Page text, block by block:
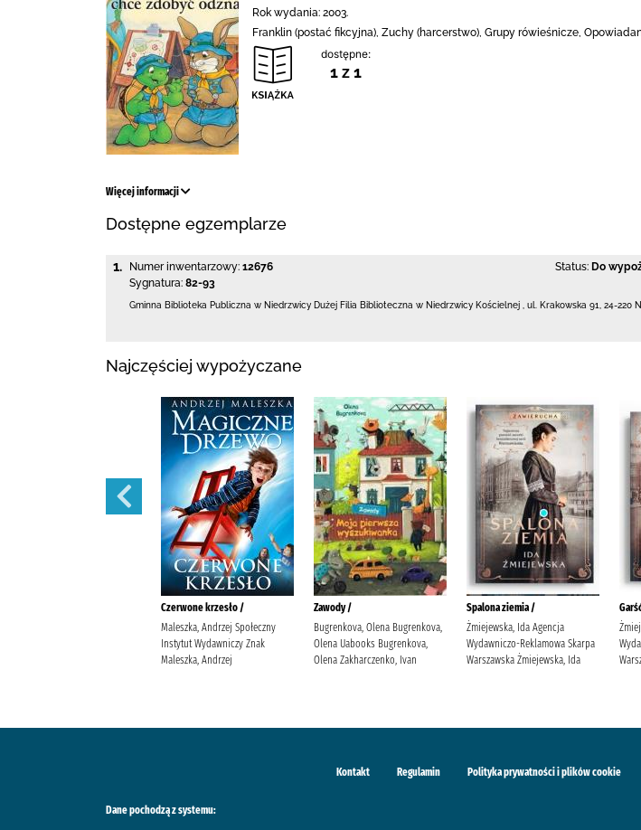
Rok wydania: 2003.
Franklin (postać fikcyjna), Zuchy (harcerstwo), Grupy rówieśnicze,
dostępne:
1 z 1
Więcej informacji
Dostępne egzemplarze
1. Numer inwentarzowy: 12676
Sygnatura: 82-93
Status: Do
Gminna Biblioteka Publiczna w Niedrzwicy Dużej Filia Biblioteczna w Niedrzwicy Kościelnej ul. Krakowska 91 24-220
Najczęściej wypożyczane
Czerwone krzesło /
Maleszka, Andrzej Społeczny
Instytut Wydawniczy Znak
Maleszka, Andrzej
Zawody /
Bugrenkova, Olena Bugrenkova,
Olena Uabooks Bugrenkova,
Olena Zakharczenko, Ivan
Spalona ziemia /
Żmiejewska, Ida Agencja
Wydawniczo-Reklamowa Skarpa
Warszawska Żmiejewska, Ida
Kontakt Regulamin Polityka prywatności i plików cookie
Dane pochodzą z systemu: